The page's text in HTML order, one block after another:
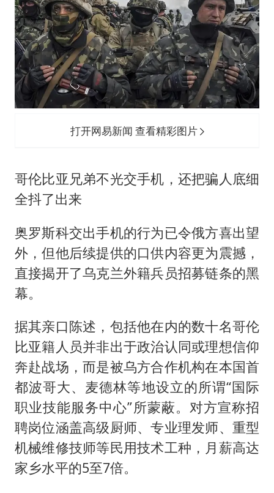
打开网易新闻 查看精彩图片
哥伦比亚兄弟不光交手机，还把骗人底细
全抖了出来
奥罗斯科交出手机的行为已令俄方喜出望
外，但他后续提供的口供内容更为震撼，
直接揭开了乌克兰外籍兵员招募链条的黑
幕。
据其亲口陈述，包括他在内的数十名哥伦
比亚籍人员并非出于政治认同或理想信仰
奔赴战场，而是被乌方合作机构在本国首
都波哥大、麦德林等地设立的所谓“国际
职业技能服务中心”所蒙蔽。对方宣称招
聘岗位涵盖高级厨师、专业理发师、重型
机械维修技师等民用技术工种，月薪高达
家乡水平的5至7倍。